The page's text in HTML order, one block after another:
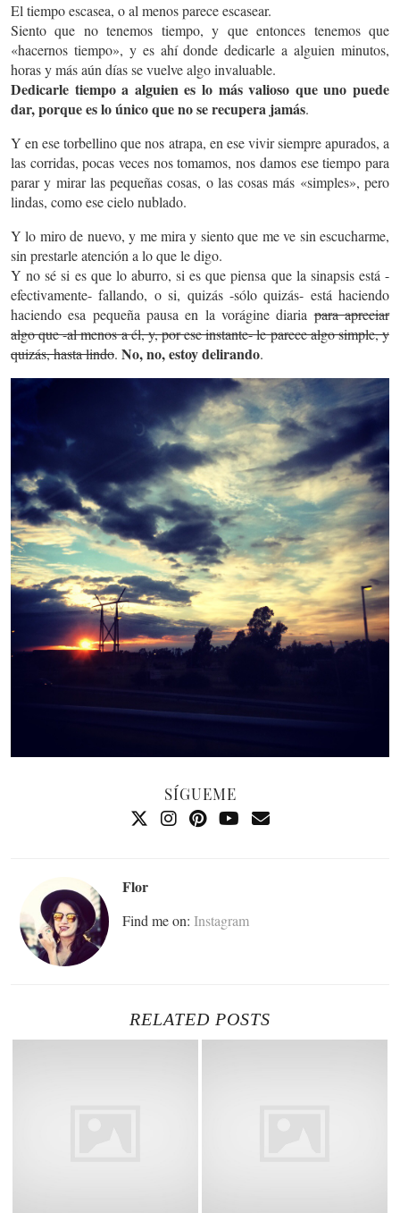
El tiempo escasea, o al menos parece escasear.
Siento que no tenemos tiempo, y que entonces tenemos que
«hacernos tiempo», y es ahí donde dedicarle a alguien minutos,
horas y más aún días se vuelve algo invaluable.
Dedicarle tiempo a alguien es lo más valioso que uno puede
dar, porque es lo único que no se recupera jamás.
Y en ese torbellino que nos atrapa, en ese vivir siempre apurados, a
las corridas, pocas veces nos tomamos, nos damos ese tiempo para
parar y mirar las pequeñas cosas, o las cosas más «simples», pero
lindas, como ese cielo nublado.
Y lo miro de nuevo, y me mira y siento que me ve sin escucharme,
sin prestarle atención a lo que le digo.
Y no sé si es que lo aburro, si es que piensa que la sinapsis está -
efectivamente- fallando, o si, quizás -sólo quizás- está haciendo
haciendo esa pequeña pausa en la vorágine diariaparaapreciar
algo que -al menos a él, y, por ese instante- le parece algo simple, y
quizás, hasta lindo. No, no, estoy delirando.
SÍGUEME
Flor
Find me on: Instagram
RELATED POSTS